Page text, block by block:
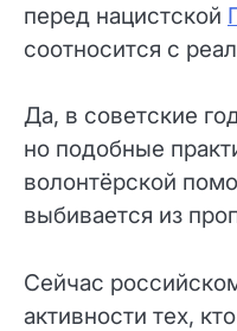
перед нацистской
соотносится с
Да, в советские
но подобные
волонтёрской
выбивается из
Сейчас
активности тех,